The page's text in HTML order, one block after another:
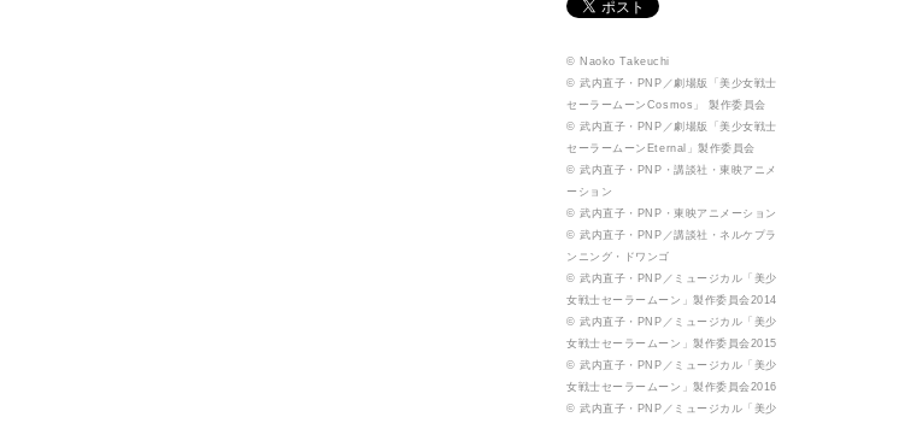
© Naoko Takeuchi
© 武内直子・PNP／劇場版「美少女戦士
セーラームーンCosmos」 製作委員会
© 武内直子・PNP／劇場版「美少女戦士
セーラームーンEternal」製作委員会
© 武内直子・PNP・講談社・東映アニメ
ーション
© 武内直子・PNP・東映アニメーション
© 武内直子・PNP／講談社・ネルケプラ
ンニング・ドワンゴ
© 武内直子・PNP／ミュージカル「美少
女戦士セーラームーン」製作委員会2014
© 武内直子・PNP／ミュージカル「美少
女戦士セーラームーン」製作委員会2015
© 武内直子・PNP／ミュージカル「美少
女戦士セーラームーン」製作委員会2016
© 武内直子・PNP／ミュージカル「美少